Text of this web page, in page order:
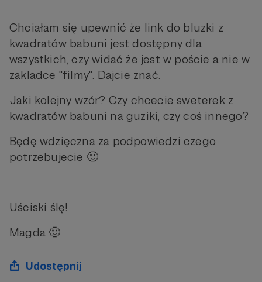
Chciałam się upewnić że link do bluzki z
kwadratów babuni jest dostępny dla
wszystkich, czy widać że jest w poście a nie w
zakladce "filmy". Dajcie znać.
Jaki kolejny wzór? Czy chcecie sweterek z
kwadratów babuni na guziki, czy coś innego?
Będę wdzięczna za podpowiedzi czego
potrzebujecie 🙂
Uściski ślę!
Magda 🙂
Udostępnij